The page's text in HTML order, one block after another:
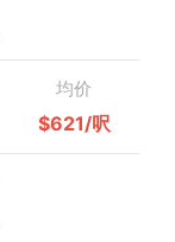
均价
$621/呎